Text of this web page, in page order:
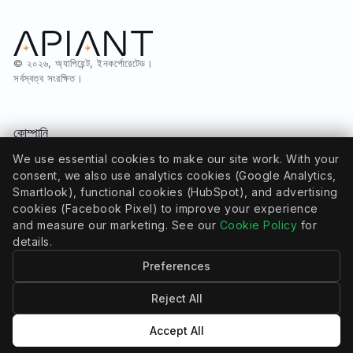
© ২০২৬, অ্যাপিয়েন্ট, ইনকর্পোরেটেড।
সর্বস্বত্ব সংরক্ষিত।
কোম্পানি
কুকি নীতি
কুকি সেটিংস
পরিষেবার শর্তাবলী
সম্পদ
সম্প্রদায়
ব্লগ
We use essential cookies to make our site work. With your
consent, we also use analytics cookies (Google Analytics,
Smartlook), functional cookies (HubSpot), and advertising
cookies (Facebook Pixel) to improve your experience
and measure our marketing. See our Cookie Policy for
details.
Preferences
Reject All
Accept All